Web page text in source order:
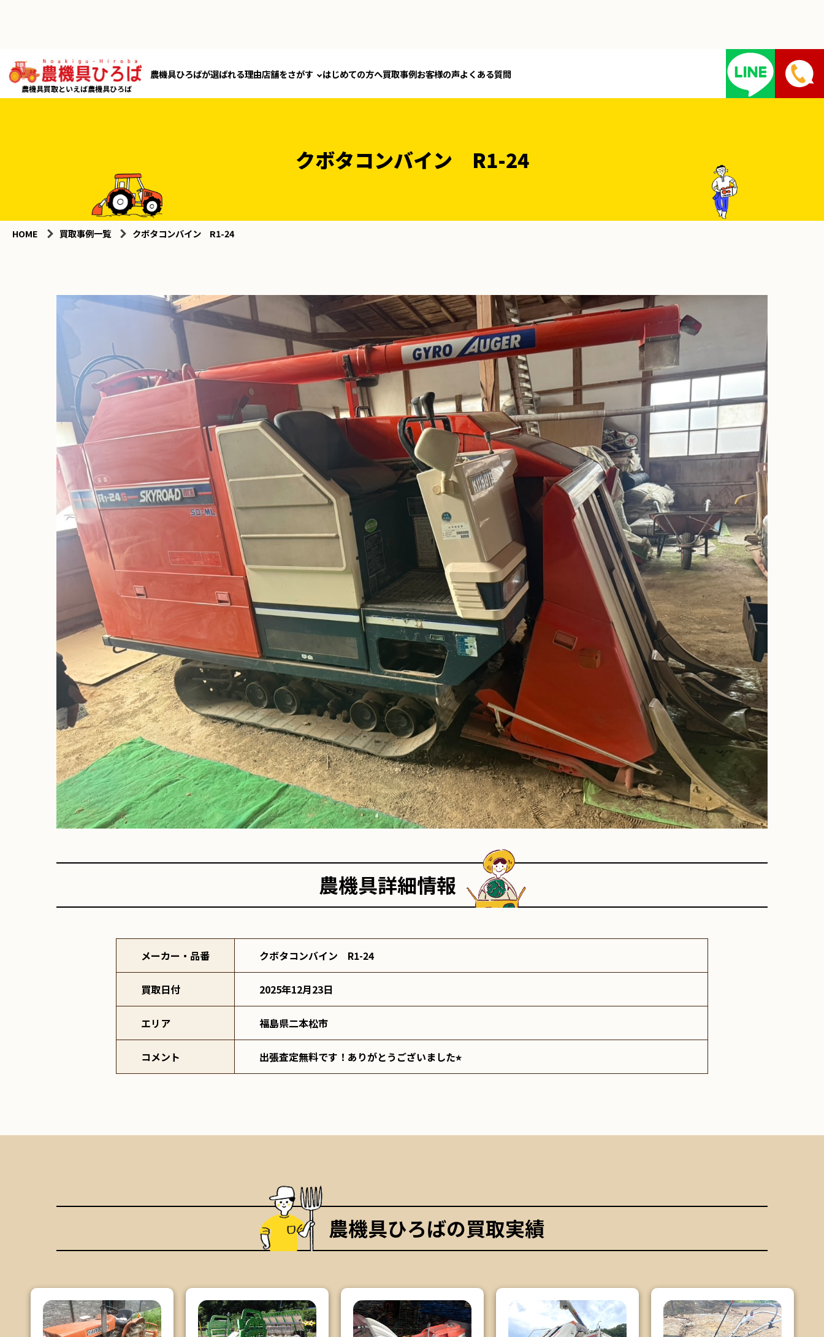
農機具買取といえば農機具ひろば
農機具ひろばが選ばれる理由店舗をさがす はじめての方へ買取事例お客様の声よくある質問
クボタコンバイン R1-24
HOME 買取事例一覧 クボタコンバイン R1-24
農機具詳細情報
メーカー・品番 クボタコンバイン R1-24
買取日付 2025年12月23日
エリア 福島県二本松市
コメント 出張査定無料です！ありがとうございました⭐︎
農機具ひろばの買取実績